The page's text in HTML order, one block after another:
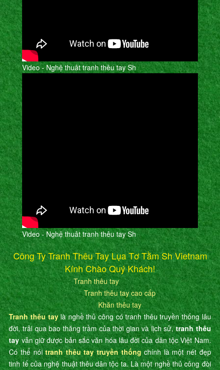
Video - Nghệ thuât tranh thêu tay Sh
Video - Nghệ thuât tranh thêu tay Sh
Công Ty Tranh Thêu Tay Lụa Tơ Tằm Sh Vietnam
Kính Chào Quý Khách!
Tranh thêu tay
Tranh thêu tay cao cấp
Khăn thêu tay
Tranh thêu taylà nghề thủ công có tranh thêu truyền thống lâu
đời, trải qua bao thăng trầm của thời gian và lịch sử,tranh thêu
tayvẫn giữ được bản sắc văn hóa lâu đời của dân tộc Việt Nam.
Có thể nóitranh thêu tay truyền thốngchính là một nét đẹp
tinh tế của nghệ thuật thêu dân tộc ta. Là một nghề thủ công đòi